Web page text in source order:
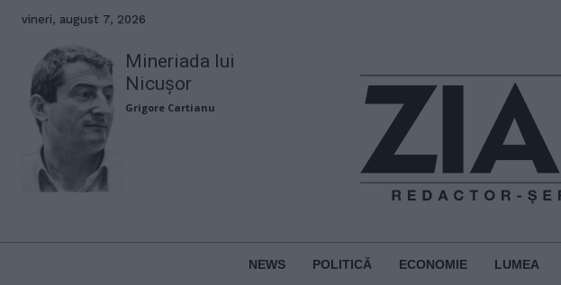
vineri, august 7, 2026
Mineriada lui
Nicușor
Grigore Cartianu
NEWS POLITICĂ ECONOMIE LUMEA